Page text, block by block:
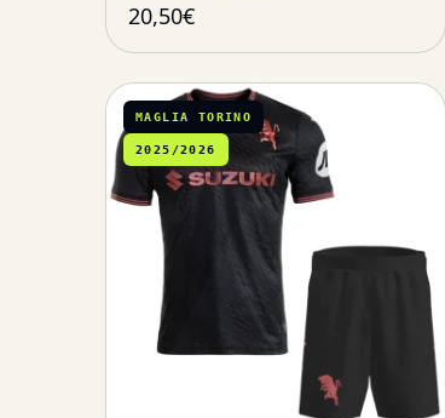
20,50€
MAGLIA TORINO
2025/2026